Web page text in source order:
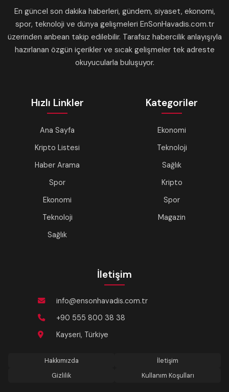
En güncel son dakika haberleri, gündem, siyaset, ekonomi,
spor, teknoloji ve dünya gelişmeleri EnSonHavadis.com.tr
üzerinden anbean takip edilebilir. Tarafsız habercilik anlayışıyla
hazırlanan özgün içerikler ve sıcak gelişmeler tek adreste
okuyucularla buluşuyor.
Hızlı Linkler
Ana Sayfa
Kripto Listesi
Haber Arama
Spor
Ekonomi
Teknoloji
Sağlık
Kategoriler
Ekonomi
Teknoloji
Sağlık
Kripto
Spor
Magazin
İletişim
info@ensonhavadis.com.tr
+90 555 800 38 38
Kayseri, Türkiye
Hakkımızda
İletişim
Gizlilik
Kullanım Koşulları